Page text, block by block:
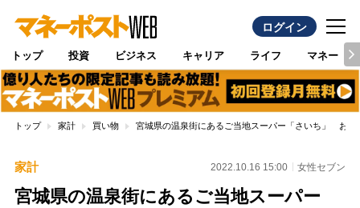
ログイン
トップ 投資 ビジネス キャリア ライフ マネー
トップ 家計 買い物 宮城県の温泉街にあるご当地スーパー「さいち」 おは
家計 2022.10.16 15:00 女性セブン
宮城県の温泉街にあるご当地スーパー